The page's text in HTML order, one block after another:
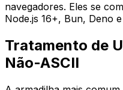
navegadores. Eles se
Node.js 16+, Bun, Deno
Tratamento de
Não-ASCII